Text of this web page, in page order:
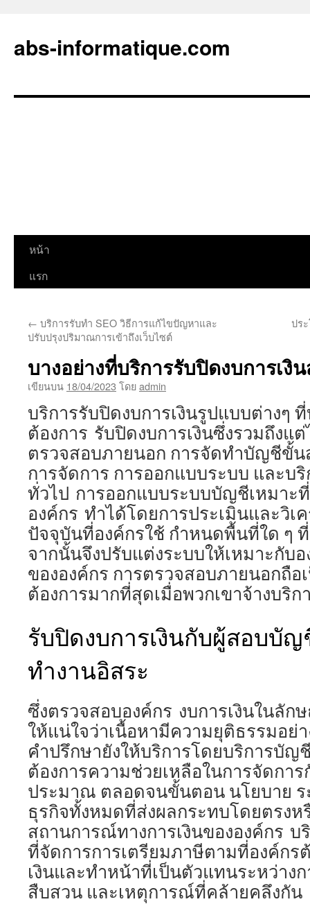
abs-informatique.com
ข้าม
ไป
เนื้อหา
หน้า
แรก
← บริการรับทำ SEO วิธีการแก้ไขปัญหาและ
ปรับปรุงปริมาณการเข้าถึงเว็บไซต์
ปร
บางอย่างที่บริการรับปิดงบการเ
เขียนบน 18/04/2023 โดยadmin
บริการรับปิดงบการเงินรูปแบบต่างๆ
ต้องการ รับปิดงบการเงินซึ่งรวมถึงแ
ตรวจสอบภายนอก การจัดทำบัญชีขั้
การจัดการ การออกแบบระบบ และบ
ทั่วไป การออกแบบระบบบัญชีเหมาะ
องค์กร ทำได้โดยการประเมินและวิเ
ปัจจุบันที่องค์กรใช้ กำหนดพื้นที่ใด ๆ
จากนั้นจึงปรับแต่งระบบให้เหมาะกับ
ขององค์กร การตรวจสอบภายนอกถือ
ต้องการมากที่สุดเมื่อพวกเขาจ้างบริ
รับปิดงบการเงินกับผู้สอบบั
ทำงานอิสระ
ซึ่งตรวจสอบองค์กร งบการเงินในลั
ให้แน่ใจว่าเนื้อหามีความยุติธรรมอย่
คำปรึกษายังให้บริการโดยบริการบัญ
ต้องการความช่วยเหลือในการจัดการ
ประมาณ ตลอดจนขั้นตอน นโยบาย ร
ธุรกิจทั้งหมดที่ส่งผลกระทบโดยตรง
สถานการณ์ทางการเงินขององค์กร บ
ที่จัดการการเตรียมภาษีตามที่องค์กร
เงินและทำหน้าที่เป็นตัวแทนระหว่าง
สืบสวน และเหตุการณ์ที่คล้ายคลึงกัน